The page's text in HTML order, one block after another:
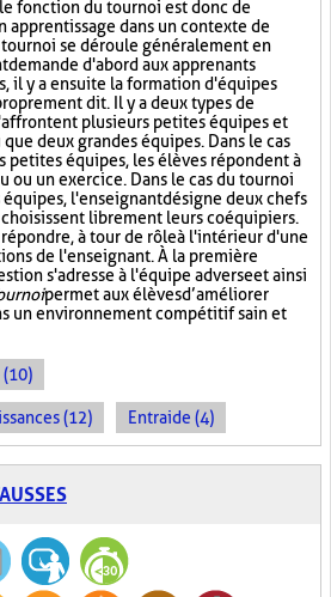
fonction du tournoi est donc de
dans un contexte de
se déroule généralement en
demande d'abord aux apprenants
il y a ensuite la formation d'équipes
dit. Il y a deux types de
plusieurs petites équipes et
deux grandes équipes. Dans le cas
petites équipes, les élèves répondent à
ou un exercice. Dans le cas du tournoi
l'enseignant désigne deux chefs
librement leurs coéquipiers.
à tour de rôle à l'intérieur d'une
de l'enseignant. À la première
s'adresse à l'équipe adverse et ainsi
permet aux élèves d’améliorer
un environnement compétitif sain et
(10)
(12) Entraide (4)